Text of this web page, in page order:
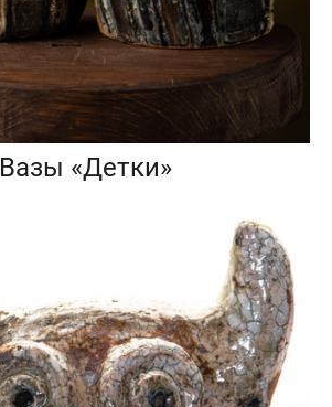
Вазы «Детки»